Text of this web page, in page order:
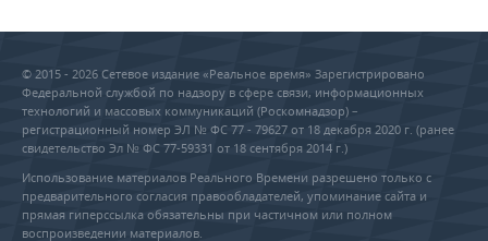
© 2015 - 2026 Сетевое издание «Реальное время» Зарегистрировано
Федеральной службой по надзору в сфере связи, информационных
технологий и массовых коммуникаций (Роскомнадзор) –
регистрационный номер ЭЛ № ФС 77 - 79627 от 18 декабря 2020 г. (ранее
свидетельство Эл № ФС 77-59331 от 18 сентября 2014 г.)
Использование материалов Реального Времени разрешено только с
предварительного согласия правообладателей, упоминание сайта и
прямая гиперссылка обязательны при частичном или полном
воспроизведении материалов.